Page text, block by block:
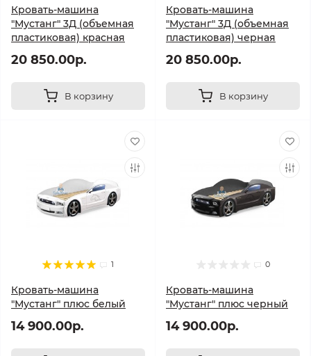
Кровать-машина
"Мустанг" 3Д (объемная
пластиковая) красная
20 850.00р.
В корзину
Кровать-машина
"Мустанг" 3Д (объемная
пластиковая) черная
20 850.00р.
В корзину
1
Кровать-машина
"Мустанг" плюс белый
14 900.00р.
0
Кровать-машина
"Мустанг" плюс черный
14 900.00р.